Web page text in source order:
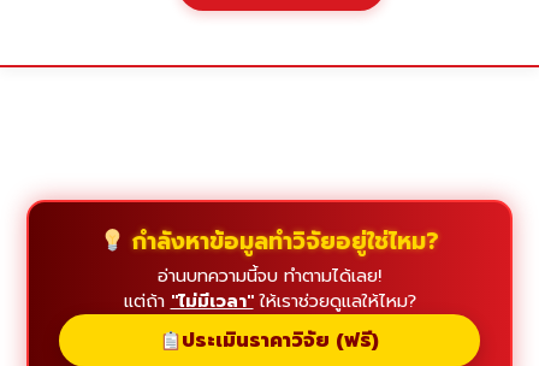
กำลังหาข้อมูลทำวิจัยอยู่ใช่ไหม?
อ่านบทความนี้จบ ทำตามได้เลย!
แต่ถ้า "ไม่มีเวลา"ให้เราช่วยดูแลให้ไหม?
ประเมินราคาวิจัย (ฟรี)